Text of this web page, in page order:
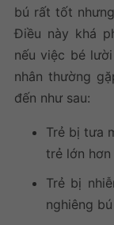
bú rất tốt
Điều này khá
nếu việc bé
nhân thường
đến như sau:
Trẻ bị tưa
trẻ lớn
Trẻ bị
nghiêng